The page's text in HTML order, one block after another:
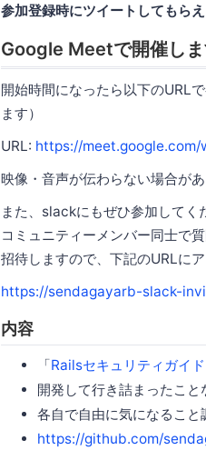
参加登録時にツイートしてもら
Google Meetで開催しま
開始時間になったら以下のURL
ます）
URL: https://
映像・音声が伝わらない場合が
また、slackにもぜひ参加してく
コミュニティーメンバー同士で
招待しますので、下記のURLに
https://sendagayarb-slack-
内容
「Railsセキュリティガイド
開発して行き詰まったこと
各自で自由に気になるこ
https://github.com/